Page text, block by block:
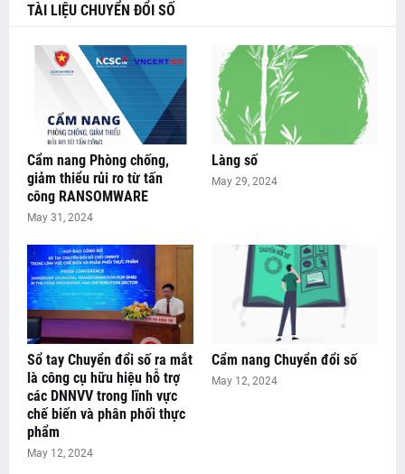
TÀI LIỆU CHUYỂN ĐỔI SỐ
Cẩm nang Phòng chống,
giảm thiểu rủi ro từ tấn
công RANSOMWARE
May 31, 2024
Làng số
May 29, 2024
Sổ tay Chuyển đổi số ra mắt
là công cụ hữu hiệu hỗ trợ
các DNNVV trong lĩnh vực
chế biến và phân phối thực
phẩm
May 12, 2024
Cẩm nang Chuyển đổi số
May 12, 2024